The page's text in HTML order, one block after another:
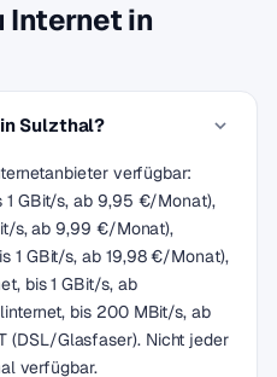
Internet in
Sulzthal?
verfügbar:
1 GBit/s, ab 9,95 €/Monat),
s, ab 9,99 €/Monat),
1 GBit/s, ab 19,98 €/Monat),
bis 1 GBit/s, ab
bis 200 MBit/s, ab
(DSL/Glasfaser). Nicht jeder
verfügbar.